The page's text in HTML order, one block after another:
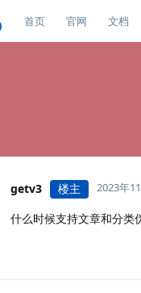
首页 官网 文档
getv3 楼主 2023年
什么时候支持文章和分类